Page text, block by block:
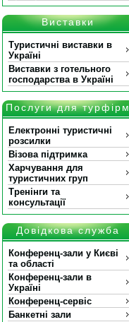
Виставки
Туристичні виставки в
Україні
Виставки з готельного
господарства в Україні
Послуги для турфірм
Електронні туристичні
розсилки
Візова підтримка
Харчування для
туристичних груп
Тренінги та
консультації
Довідкова служба
Конференц-зали у Києві
та області
Конференц-зали в
Україні
Конференц-сервіс
Банкетні зали